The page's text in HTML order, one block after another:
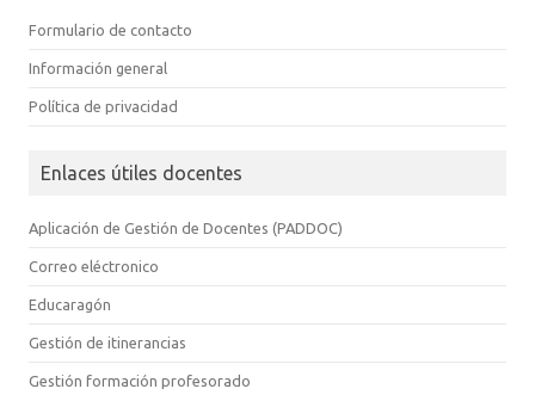
Formulario de contacto
Información general
Política de privacidad
Enlaces útiles docentes
Aplicación de Gestión de Docentes (PADDOC)
Correo eléctronico
Educaragón
Gestión de itinerancias
Gestión formación profesorado